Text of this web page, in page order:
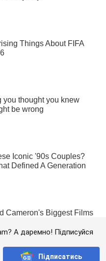
А даремно! Підписуйся
Підписатись